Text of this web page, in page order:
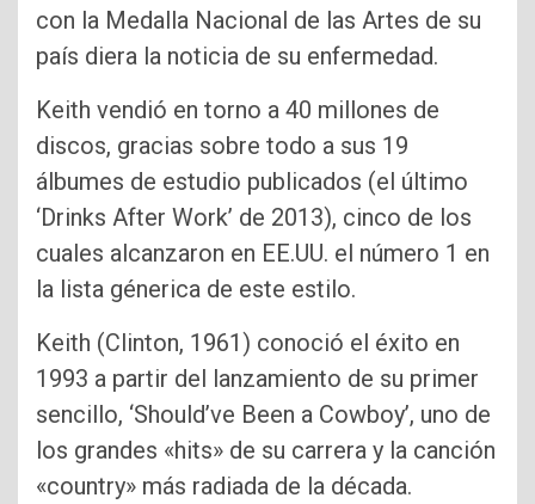
con la Medalla Nacional de las Artes de su
país diera la noticia de su enfermedad.
Keith vendió en torno a 40 millones de
discos, gracias sobre todo a sus 19
álbumes de estudio publicados (el último
‘Drinks After Work’ de 2013), cinco de los
cuales alcanzaron en EE.UU. el número 1 en
la lista génerica de este estilo.
Keith (Clinton, 1961) conoció el éxito en
1993 a partir del lanzamiento de su primer
sencillo, ‘Should’ve Been a Cowboy’, uno de
los grandes «hits» de su carrera y la canción
«country» más radiada de la década.